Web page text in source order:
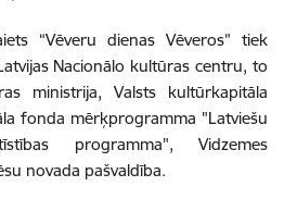
“Vēveru dienas Vēveros” tiek
Nacionālo kultūras centru, to
ministrija, Valsts kultūrkapitāla
fonda mērķprogramma "Latviešu
programma", Vidzemes
novada pašvaldība.